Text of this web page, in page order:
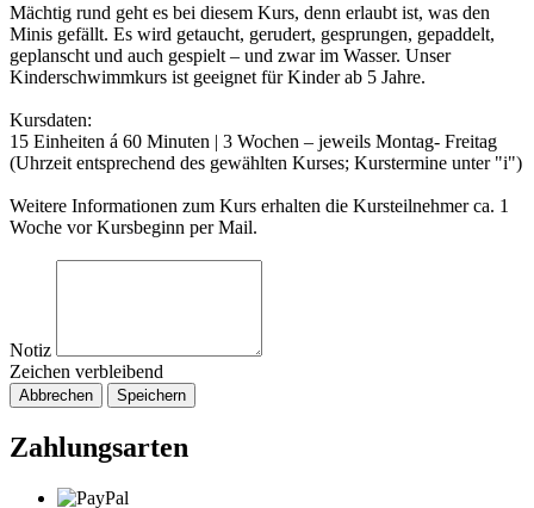
Mächtig rund geht es bei diesem Kurs, denn erlaubt ist, was den
Minis gefällt. Es wird getaucht, gerudert, gesprungen, gepaddelt,
geplanscht und auch gespielt – und zwar im Wasser. Unser
Kinderschwimmkurs ist geeignet für Kinder ab 5 Jahre.
Kursdaten:
15 Einheiten á 60 Minuten | 3 Wochen – jeweils Montag- Freitag
(Uhrzeit entsprechend des gewählten Kurses; Kurstermine unter "i")
Weitere Informationen zum Kurs erhalten die Kursteilnehmer ca. 1
Woche vor Kursbeginn per Mail.
Notiz
Zeichen verbleibend
Abbrechen Speichern
Zahlungsarten